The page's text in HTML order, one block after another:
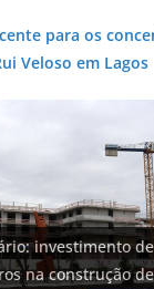
para os
Veloso em Lagos
investimento
na construção
Fontes
cidade algarvia
3 euros cada.
areia de